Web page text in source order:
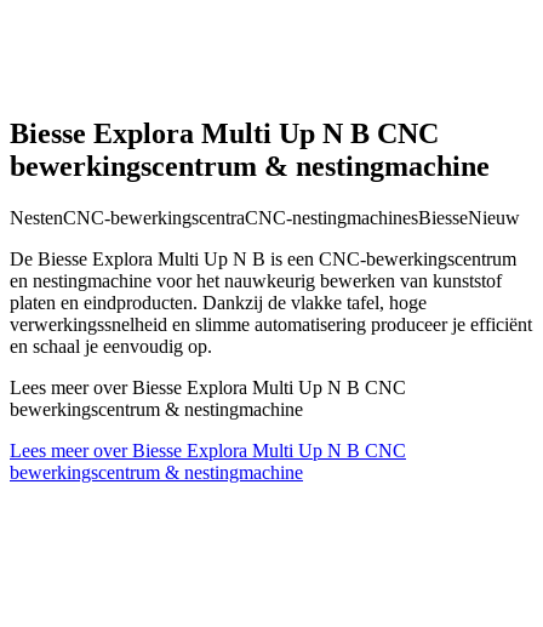
Biesse Explora Multi Up N B CNC
bewerkingscentrum & nestingmachine
NestenCNC-bewerkingscentraCNC-nestingmachinesBiesseNieuw
De Biesse Explora Multi Up N B is een CNC-bewerkingscentrum
en nestingmachine voor het nauwkeurig bewerken van kunststof
platen en eindproducten. Dankzij de vlakke tafel, hoge
verwerkingssnelheid en slimme automatisering produceer je efficiënt
en schaal je eenvoudig op.
Lees meer over Biesse Explora Multi Up N B CNC
bewerkingscentrum & nestingmachine
Lees meer over Biesse Explora Multi Up N B CNC
bewerkingscentrum & nestingmachine